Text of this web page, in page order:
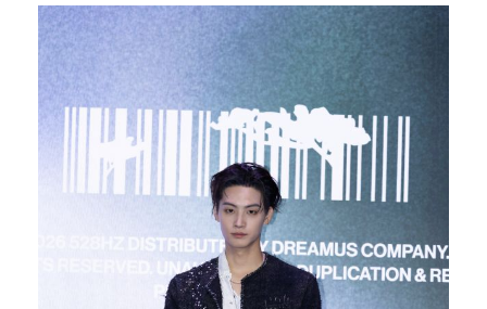
대놓고 '심판 마사지'로 결재 받기도…최종 결재권자는 …
[ST포토] 정지효, 반가운 손인사